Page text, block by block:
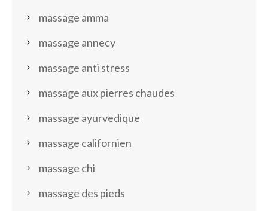
massage amma
massage annecy
massage anti stress
massage aux pierres chaudes
massage ayurvedique
massage californien
massage chi
massage des pieds